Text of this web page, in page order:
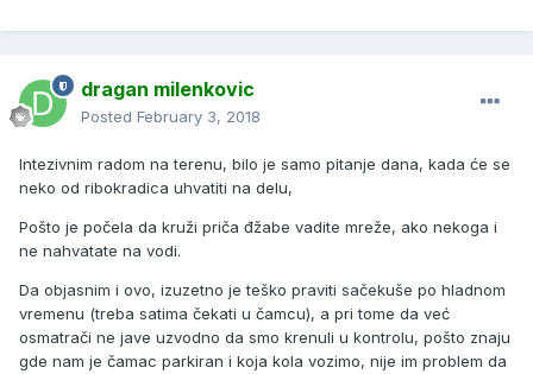
dragan milenkovic
Posted February 3, 2018
Intezivnim radom na terenu, bilo je samo pitanje dana, kada će se
neko od ribokradica uhvatiti na delu,
Pošto je počela da kruži priča đžabe vadite mreže, ako nekoga i
ne nahvatate na vodi.
Da objasnim i ovo, izuzetno je teško praviti sačekuše po hladnom
vremenu (treba satima čekati u čamcu), a pri tome da već
osmatrači ne jave uzvodno da smo krenuli u kontrolu, pošto znaju
gde nam je čamac parkiran i koja kola vozimo, nije im problem da